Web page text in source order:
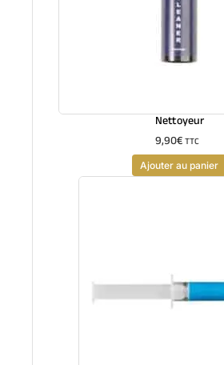
Nettoyeur
9,90€TTC
Ajouter au panier